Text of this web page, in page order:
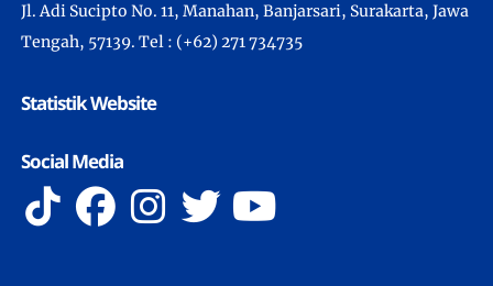
Jl. Adi Sucipto No. 11, Manahan, Banjarsari, Surakarta, Jawa
Tengah, 57139. Tel : (+62) 271 734735
Statistik Website
Social Media